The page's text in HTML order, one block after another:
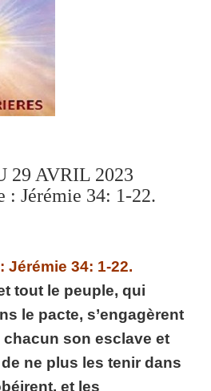
29 AVRIL 2023
: Jérémie 34: 1-22.
34: 1-22.
tout le peuple, qui
le pacte, s’engagèrent
son esclave et
ne plus les tenir dans
et les